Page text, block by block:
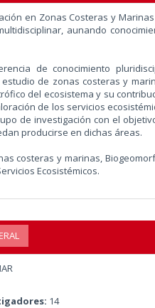
en Zonas Costeras y
aunando
de conocimiento
de zonas costeras y
del ecosistema y su
de los servicios
de investigación con el
producirse en dichas áreas.
costeras y marinas,
Ecosistémicos.
14